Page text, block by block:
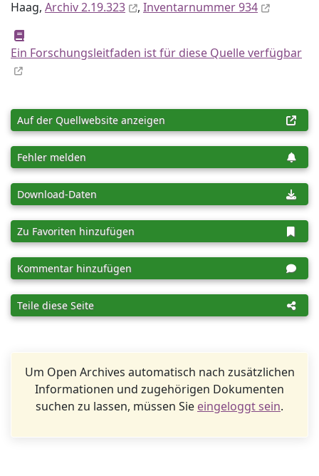
Haag, Archiv 2.19.323 , Inventar­nummer 934
Ein Forschungsleitfaden ist für diese Quelle verfügbar
Auf der Quellwebsite anzeigen
Fehler melden
Download-Daten
Zu Favoriten hinzufügen
Kommentar hinzufügen
Teile diese Seite
Um Open Archives automatisch nach zusätzlichen
Informationen und zugehörigen Dokumenten
suchen zu lassen, müssen Sie eingeloggt sein.